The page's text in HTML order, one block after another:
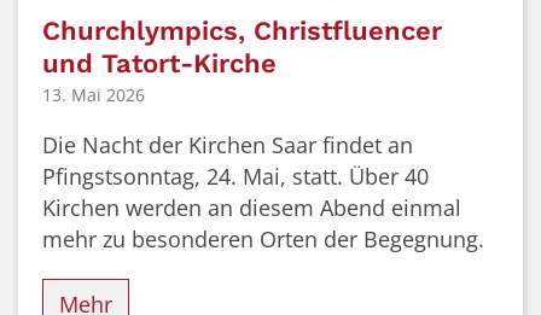
Churchlympics, Christfluencer
und Tatort-Kirche
13. Mai 2026
Die Nacht der Kirchen Saar findet an
Pfingstsonntag, 24. Mai, statt. Über 40
Kirchen werden an diesem Abend einmal
mehr zu besonderen Orten der Begegnung.
Mehr